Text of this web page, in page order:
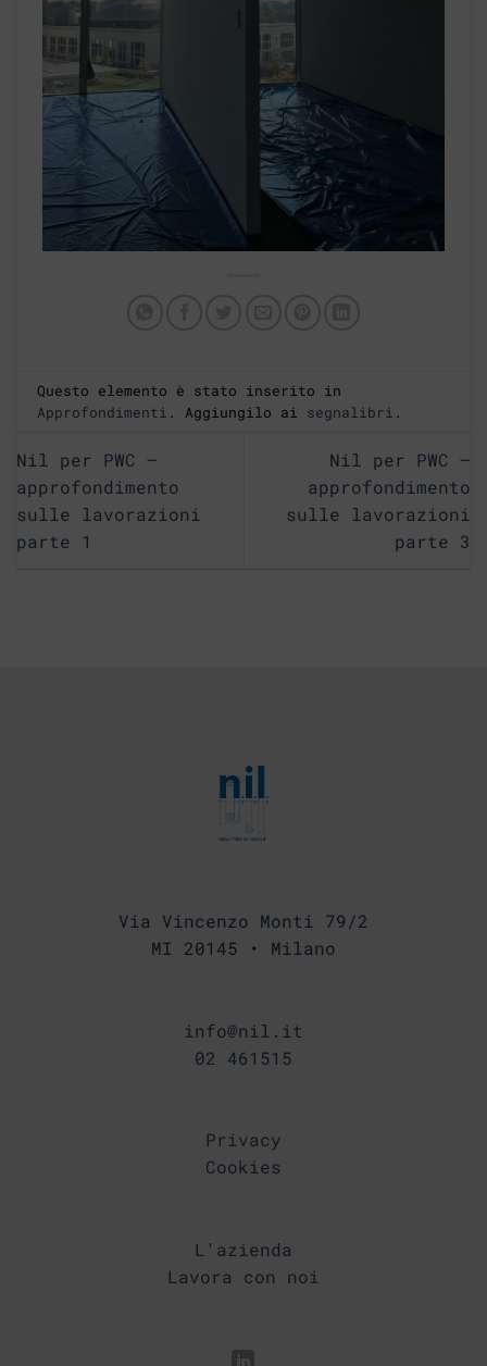
Questo elemento è stato inserito in
Approfondimenti . Aggiungilo ai segnalibri .
Nil per PWC –
approfondimento
sulle lavorazioni
parte 1
Nil per PWC –
approfondimento
sulle lavorazioni
parte 3
Via Vincenzo Monti 79/2
MI 20145 • Milano
info@nil.it
02 461515
Privacy
Cookies
L'azienda
Lavora con noi